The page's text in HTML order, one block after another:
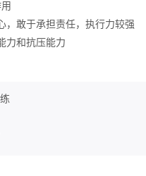
，敢于承担责任，执行力较强
力和抗压能力